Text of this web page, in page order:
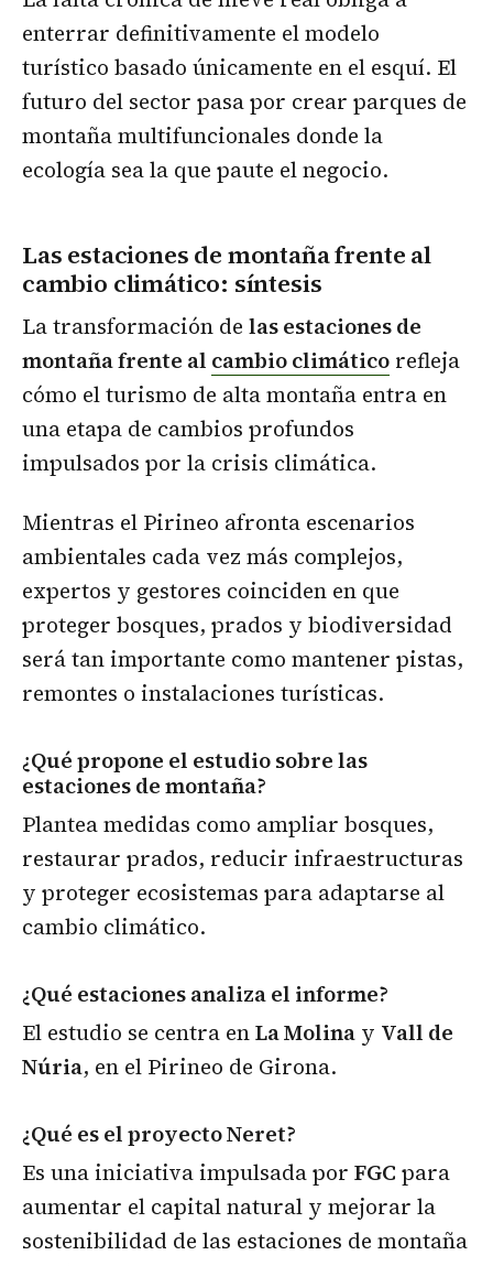
enterrar definitivamente el modelo
turístico basado únicamente en el esquí. El
futuro del sector pasa por crear parques de
montaña multifuncionales donde la
ecología sea la que paute el negocio.
Las estaciones de montaña frente al
cambio climático: síntesis
La transformación de las estaciones de
montaña frente al cambio climático refleja
cómo el turismo de alta montaña entra en
una etapa de cambios profundos
impulsados por la crisis climática.
Mientras el Pirineo afronta escenarios
ambientales cada vez más complejos,
expertos y gestores coinciden en que
proteger bosques, prados y biodiversidad
será tan importante como mantener pistas,
remontes o instalaciones turísticas.
¿Qué propone el estudio sobre las
estaciones de montaña?
Plantea medidas como ampliar bosques,
restaurar prados, reducir infraestructuras
y proteger ecosistemas para adaptarse al
cambio climático.
¿Qué estaciones analiza el informe?
El estudio se centra enLa Molina y Vall de
Núria, en el Pirineo de Girona.
¿Qué es el proyecto Neret?
Es una iniciativa impulsada por FGC para
aumentar el capital natural y mejorar la
sostenibilidad de las estaciones de montaña